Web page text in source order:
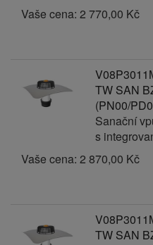
Vaše cena: 2 770,00 Kč
TW SAN
(PN00/
Sanační
s
Vaše cena: 2 870,00 Kč
TW SAN